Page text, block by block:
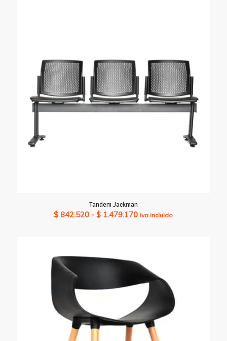
Tandem Jackman
$ 842.520 - $ 1.479.170Rango
$ 842.520
hasta
$ 1.479.170
iva incluido